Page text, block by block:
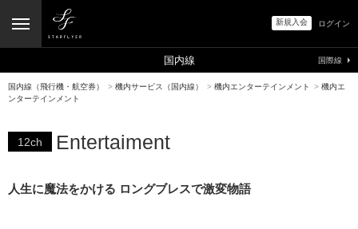
新規入会 ログイン
国内線（飛行機・航空券） > 機内サービス（国内線） > 機内エンターテインメント > 機内エ
ンターテインメント
12ch Entertaiment
人生に魔法をかける ロングブレスで激変物語
国内線 国際線